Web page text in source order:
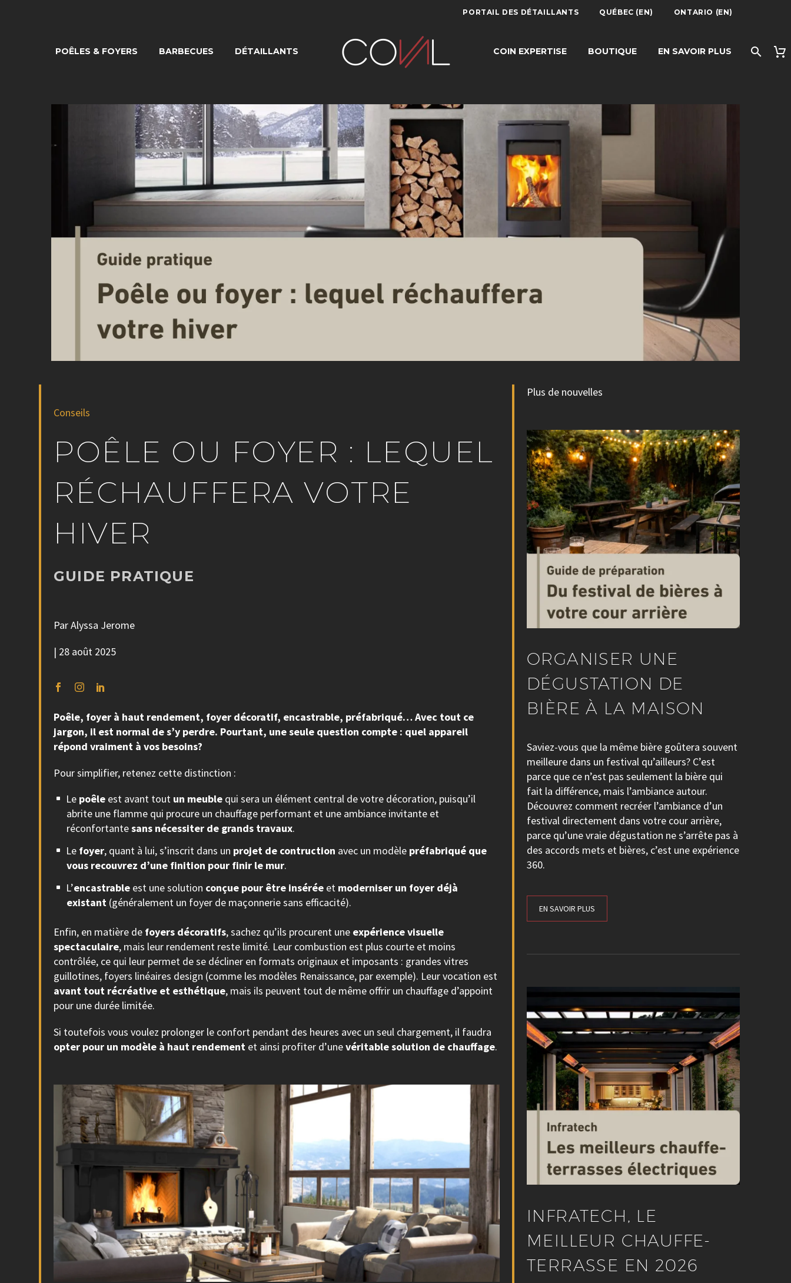
PORTAIL DES DÉTAILLANTS QUÉBEC (EN) ONTARIO (EN)
POÊLES & FOYERS BARBECUES DÉTAILLANTS COIN EXPERTISE BOUTIQUE EN SAVOIR PLUS
Conseils
POÊLE OU FOYER : LEQUEL
RÉCHAUFFERA VOTRE
HIVER
GUIDE PRATIQUE
Par Alyssa Jerome
| 28 août 2025
Poêle, foyer à haut rendement, foyer décoratif, encastrable, préfabriqué… Avec tout ce
jargon, il est normal de s’y perdre. Pourtant, une seule question compte : quel appareil
répond vraiment à vos besoins?
Pour simplifier, retenez cette distinction :
Le poêle est avant tout un meuble qui sera un élément central de votre décoration, puisqu’il
abrite une flamme qui procure un chauffage performant et une ambiance invitante et
réconfortantesans nécessiter de grands travaux.
Le foyer, quant à lui, s’inscrit dans un projet de contruction avec un modèle préfabriqué que
vous recouvrez d’une finition pour finir le mur.
L’encastrable est une solution conçue pour être insérée et moderniser un foyer déjà
existant(généralement un foyer de maçonnerie sans efficacité).
Enfin, en matière de foyers décoratifs, sachez qu’ils procurent une expérience visuelle
spectaculaire, mais leur rendement reste limité. Leur combustion est plus courte et moins
contrôlée, ce qui leur permet de se décliner en formats originaux et imposants : grandes vitres
guillotines, foyers linéaires design (comme les modèles Renaissance, par exemple). Leur vocation est
avant tout récréative et esthétique, mais ils peuvent tout de même offrir un chauffage d’appoint
pour une durée limitée.
Si toutefois vous voulez prolonger le confort pendant des heures avec un seul chargement, il faudra
opter pour un modèle à haut rendement et ainsi profiter d’unevéritable solution de chauffage.
Plus de nouvelles
ORGANISER UNE
DÉGUSTATION DE
BIÈRE À LA MAISON
Saviez-vous que la même bière goûtera souvent
meilleure dans un festival qu’ailleurs? C’est
parce que ce n’est pas seulement la bière qui
fait la différence, mais l’ambiance autour.
Découvrez comment recréer l’ambiance d’un
festival directement dans votre cour arrière,
parce qu’une vraie dégustation ne s’arrête pas à
des accords mets et bières, c’est une expérience
360.
EN SAVOIR PLUS
INFRATECH, LE
MEILLEUR CHAUFFE-
TERRASSE EN 2026